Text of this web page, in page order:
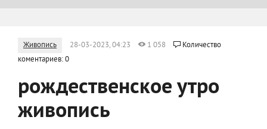
Живопись 28-03-2023, 04:23 1 058
Количество
коментариев: 0
рождественское утро
живопись